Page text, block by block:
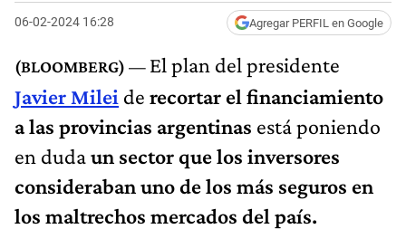
06-02-2024 16:28 Agregar PERFIL en Google
El plan del presidente
Javier Milei de recortar el financiamiento
a las provincias argentinas está poniendo
en dudaun sector que los inversores
consideraban uno de los más seguros en
los maltrechos mercados del país.